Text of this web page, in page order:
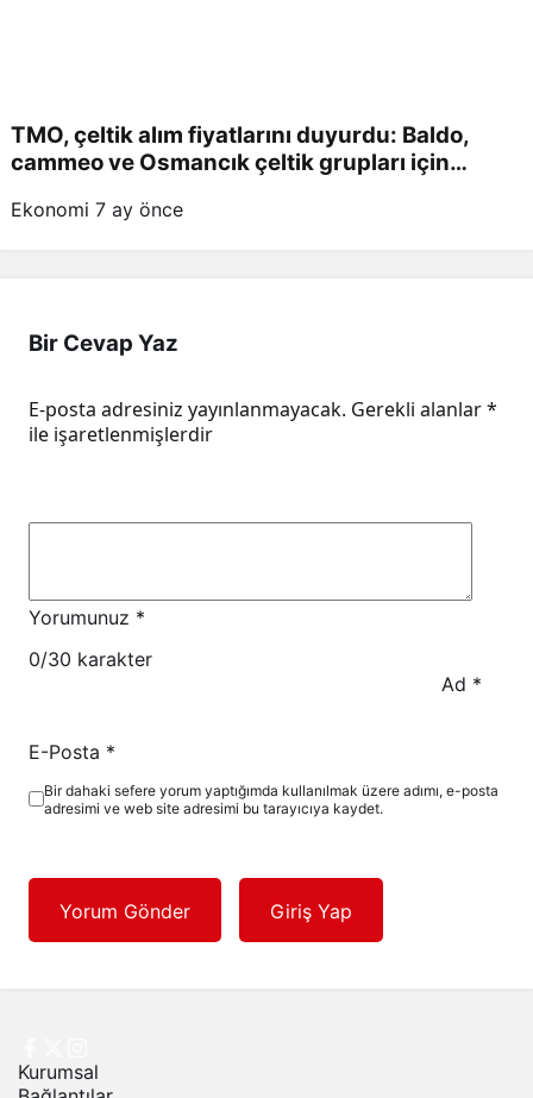
TMO, çeltik alım fiyatlarını duyurdu: Baldo,
cammeo ve Osmancık çeltik grupları için
Ekonomi 7 ay önce
Bir Cevap Yaz
E-posta adresiniz yayınlanmayacak. Gerekli alanlar*
ile işaretlenmişlerdir
Yorumunuz *
0/30 karakter
Ad *
E-Posta *
Bir dahaki sefere yorum yaptığımda kullanılmak üzere adımı, e-posta
adresimi ve web site adresimi bu tarayıcıya kaydet.
Yorum Gönder Giriş Yap
Kurumsal